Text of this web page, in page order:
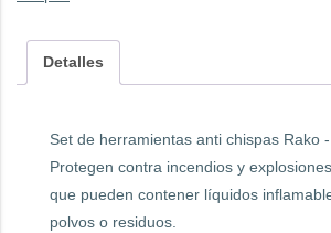
Detalles
Set de herramientas anti chispas Rako
Protegen contra incendios y
que pueden contener líquidos
polvos o residuos.